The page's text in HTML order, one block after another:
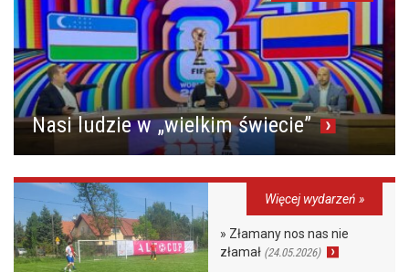
Nasi ludzie w „wielkim świecie”
Więcej wydarzeń »
» Złamany nos nas nie
złamał (24.05.2026)